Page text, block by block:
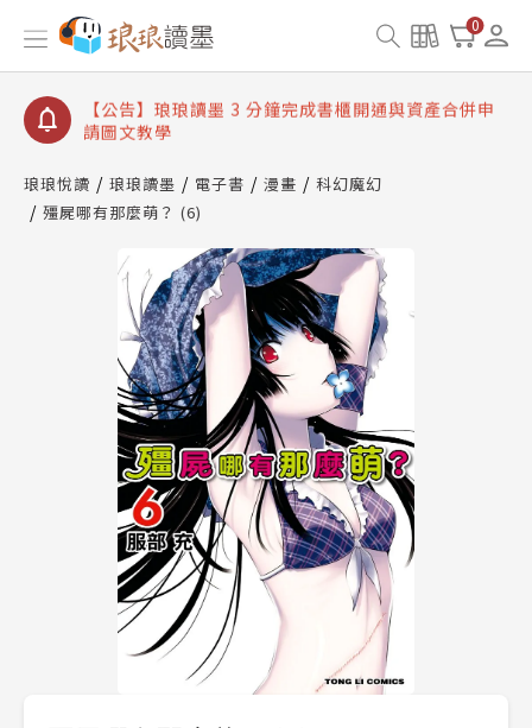
0
【公告】琅琅讀墨數位閱讀資產合併與書櫃開通申請
【公告】琅琅讀墨書櫃開通常見問題
【公告】琅琅讀墨 3 分鐘完成書櫃開通與資產合併申
請圖文教學
查詢
【公告】琅琅讀墨數位閱讀資產合併與書櫃開通申請
琅琅悅讀 琅琅讀墨 電子書 漫畫
科幻魔幻
殭屍哪有那麼萌？ (6)